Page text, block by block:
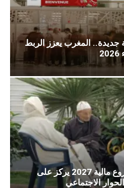
جويا و17 وجهة جديدة.. المغرب يعزز الربط
بشرى للمتقاعدين.. مشروع مالية 2027 يركز على
الاجتماعي